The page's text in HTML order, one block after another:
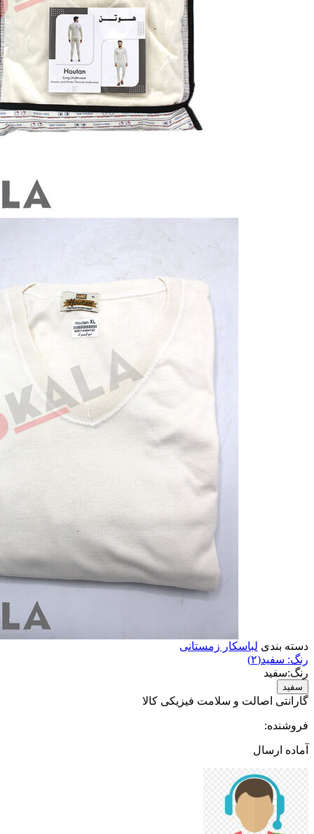
دسته بندی لباسکار زمستانی
رنگ: سفید(۲)
رنگ:سفید
سفید
گارانتی اصالت و سلامت فیزیکی کالا
فروشنده:
آماده ارسال